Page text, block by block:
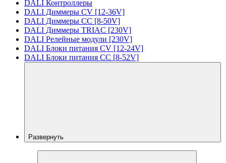
DALI Контроллеры
DALI Диммеры CV [12-36V]
DALI Диммеры CC [8-50V]
DALI Диммеры TRIAC [230V]
DALI Релейные модули [230V]
DALI Блоки питания CV [12-24V]
DALI Блоки питания CC [8-52V]
Развернуть